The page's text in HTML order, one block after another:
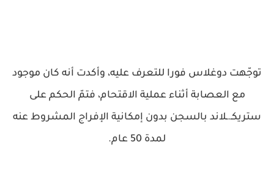
توجّهت دوغلاس فورا للتعرف عليه، وأكدت أنه كان موجود
مع العصابة أثناء عملية الاقتحام، فتمّ الحكم على
ستريكـ.ـلاند بالسجن بدون إمكانية الإفراج المشروط عنه
لمدة 50 عام.